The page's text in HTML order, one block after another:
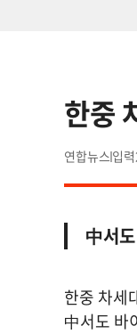
한중
연합뉴스
中서
한중 차세
中서도 바